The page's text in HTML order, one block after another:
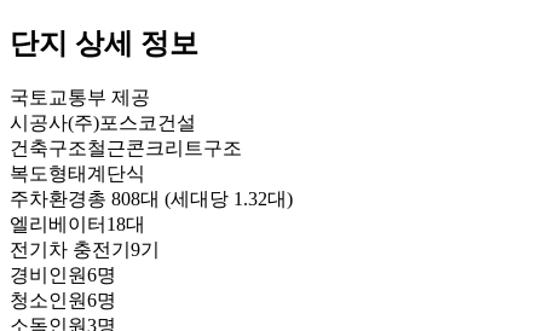
단지 상세 정보
국토교통부 제공
시공사(주)포스코건설
건축구조철근콘크리트구조
복도형태계단식
주차환경총 808대 (세대당 1.32대)
엘리베이터 18대
전기차 충전기 9기
경비인원6명
청소인원6명
소독인원3명